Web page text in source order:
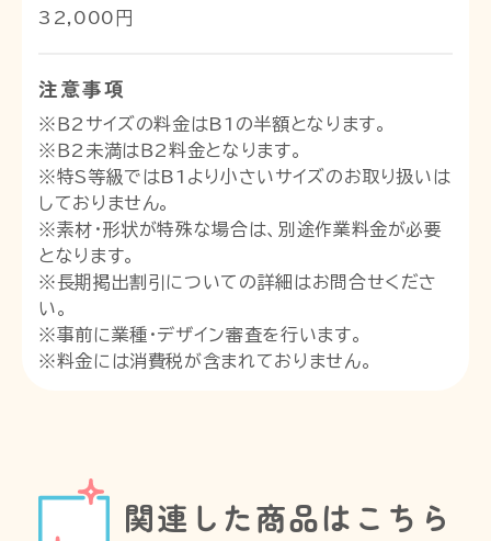
32,000円
注意事項
※Ｂ2サイズの料金はB1の半額となります。
※Ｂ2未満はＢ2料金となります。
※特S等級ではB1より小さいサイズのお取り扱いは
しておりません。
※素材・形状が特殊な場合は、別途作業料金が必要
となります。
※長期掲出割引についての詳細はお問合せくださ
い。
※事前に業種・デザイン審査を行います。
※料金には消費税が含まれておりません。
関連した商品はこちら